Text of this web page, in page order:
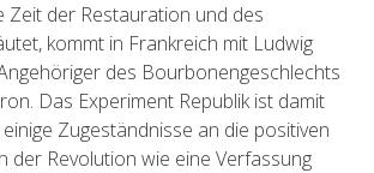
Zeit der Restauration und des
kommt in Frankreich mit Ludwig
des Bourbonengeschlechts
Das Experiment Republik ist damit
Zugeständnisse an die positiven
der Revolution wie eine Verfassung